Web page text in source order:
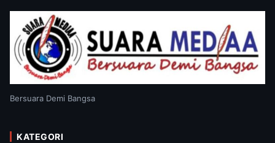
Bersuara Demi Bangsa
KATEGORI